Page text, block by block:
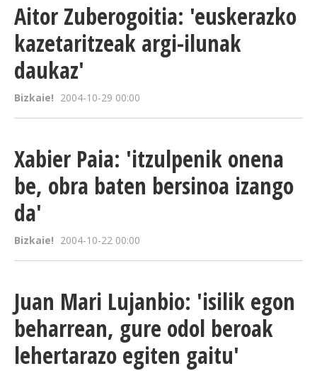
Aitor Zuberogoitia: 'euskerazko
kazetaritzeak argi-ilunak
daukaz'
Bizkaie! 2004-10-29 00:00
Xabier Paia: 'itzulpenik onena
be, obra baten bersinoa izango
da'
Bizkaie! 2004-10-22 00:00
Juan Mari Lujanbio: 'isilik egon
beharrean, gure odol beroak
lehertarazo egiten gaitu'